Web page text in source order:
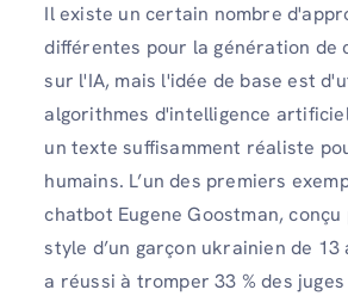
Il existe un certain nombre
différentes pour la génération de
sur l'IA, mais l'idée de base est
algorithmes d'intelligence
un texte suffisamment réaliste
humains. L’un des premiers
chatbot Eugene Goostman,
style d’un garçon ukrainien de 13
a réussi à tromper 33 % des